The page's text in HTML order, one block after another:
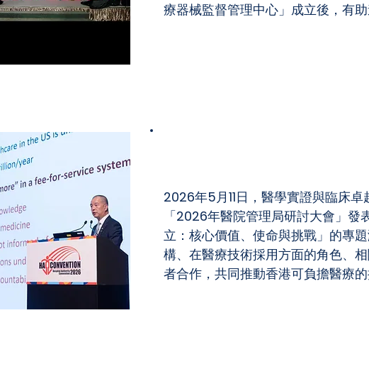
療器械監督管理中心」成立後，有
2026年5月11日，醫學實證與臨床
「2026年醫院管理局研討大會」
立：核心價值、使命與挑戰」的專
構、在醫療技術採用方面的角色、
者合作，共同推動香港可負擔醫療的